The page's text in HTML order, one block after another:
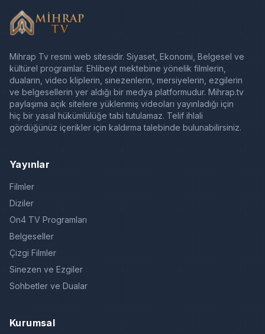
Mihrap Tv resmi web sitesidir. Siyaset, Ekonomi, Belgesel ve
kültürel programlar. Ehlibeyt mektebine yönelik filmlerin,
duaların, video kliplerin, sinezenlerin, mersiyelerin, ezgilerin
ve belgesellerin yer aldığı bir medya platformudur. Mihrap.tv
paylaşıma açık sitelere yüklenmiş videoları yayınladığı için
hiç bir yasal hükümlülüğe tabi tutulamaz. Telif ihlali
gördüğünüz içerikler için kaldırma talebinde bulunabilirsiniz.
Yayınlar
Filmler
Diziler
On4 TV Programları
Belgeseller
Çizgi Filmler
Sinezen ve Ezgiler
Sohbetler ve Dualar
Kurumsal